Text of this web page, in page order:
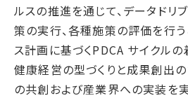
ルスの推進を通じて、データドリ
策の実行、各種施策の評価を行う
ス計画に基づくPDCA サイクルの
健康経営の型づくりと成果創出の
の共創および産業界への実装を実